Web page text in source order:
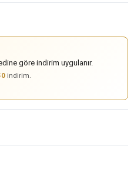
göre indirim uygulanır.
indirim.